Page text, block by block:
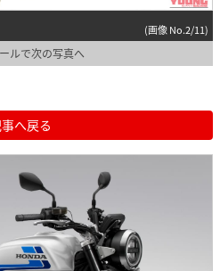
(画像 No.2/11)
ルで次の写真へ
へ戻る